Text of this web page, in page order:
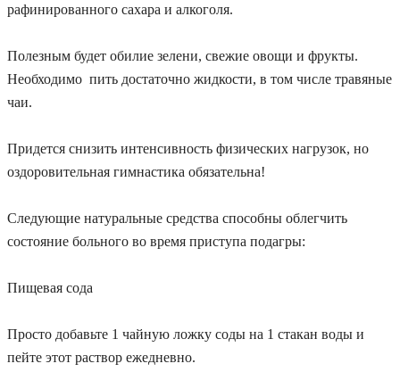
рафинированного сахара и алкоголя.
Полезным будет обилие зелени, свежие овощи и фрукты.
Необходимо пить достаточно жидкости, в том числе травяные
чаи.
Придется снизить интенсивность физических нагрузок, но
оздоровительная гимнастика обязательна!
Следующие натуральные средства способны облегчить
состояние больного во время приступа подагры:
Пищевая сода
Просто добавьте 1 чайную ложку соды на 1 стакан воды и
пейте этот раствор ежедневно.